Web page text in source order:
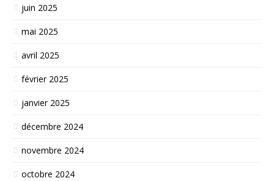
juin 2025
mai 2025
avril 2025
février 2025
janvier 2025
décembre 2024
novembre 2024
octobre 2024